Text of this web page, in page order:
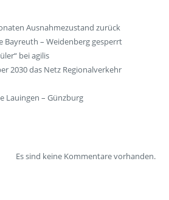
Ausnahmezustand zurück
Bayreuth – Weidenberg gesperrt
bei agilis
2030 das Netz Regionalverkehr
Lauingen – Günzburg
Es sind keine Kommentare vorhanden.